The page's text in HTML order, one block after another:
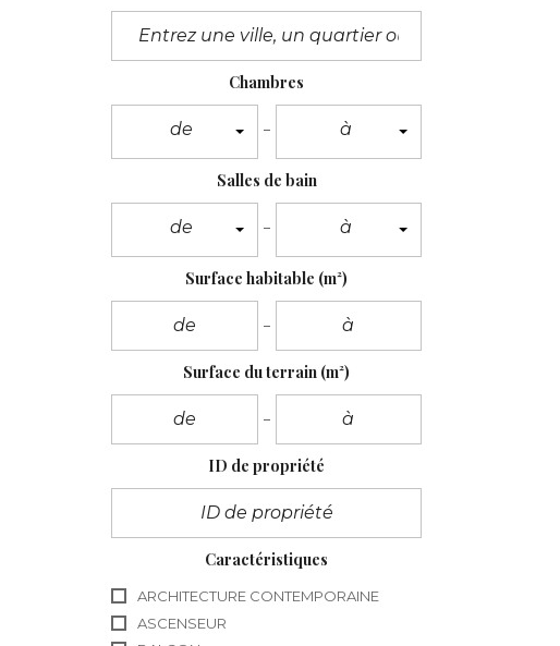
Chambres
de à
Salles de bain
de à
Surface habitable (m²)
Surface du terrain (m²)
ID de propriété
Caractéristiques
ARCHITECTURE CONTEMPORAINE
ASCENSEUR